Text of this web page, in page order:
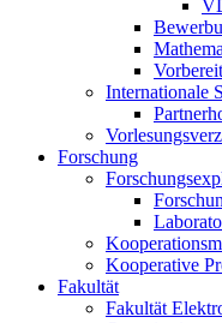
Internationale
Forschung
Kooperative
Fakultät
Fakultät